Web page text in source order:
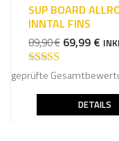
SUP BOARD
INNTAL FINS
89,90€
WAR:
89,90 €
69,99 €
IST:
Bewertet mit
geprüfte
DETAILS